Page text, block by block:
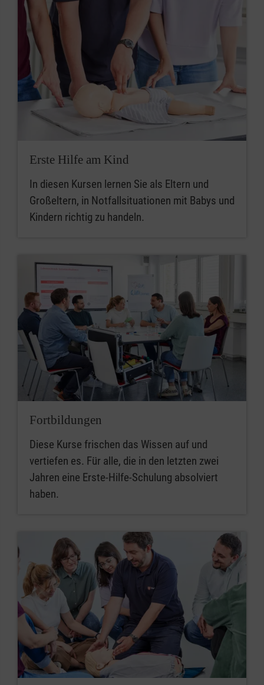
Erste Hilfe am Kind
In diesen Kursen lernen Sie als Eltern und
Großeltern, in Notfallsituationen mit Babys und
Kindern richtig zu handeln.
Fortbildungen
Diese Kurse frischen das Wissen auf und
vertiefen es. Für alle, die in den letzten zwei
Jahren eine Erste-Hilfe-Schulung absolviert
haben.